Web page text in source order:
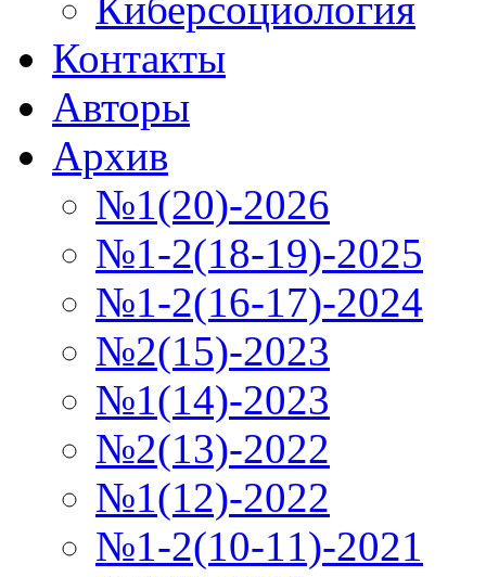
Киберсоциология
Контакты
Авторы
Архив
№1(20)-2026
№1-2(18-19)-2025
№1-2(16-17)-2024
№2(15)-2023
№1(14)-2023
№2(13)-2022
№1(12)-2022
№1-2(10-11)-2021